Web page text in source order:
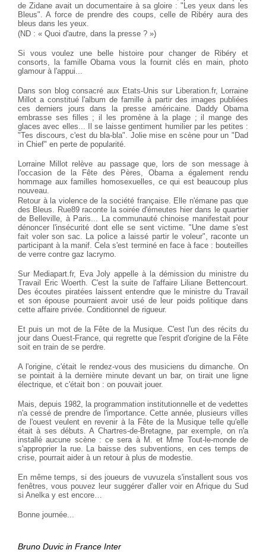
de Zidane avait un documentaire à sa gloire : "Les yeux dans les
Bleus". A force de prendre des coups, celle de Ribéry aura des
bleus dans les yeux.
(ND : « Quoi d'autre, dans la presse ? »)
Si vous voulez une belle histoire pour changer de Ribéry et
consorts, la famille Obama vous la fournit clés en main, photo
glamour à l'appui...
Dans son blog consacré aux Etats-Unis sur Liberation.fr, Lorraine
Millot a constitué l'album de famille à partir des images publiées
ces derniers jours dans la presse américaine. Daddy Obama
embrasse ses filles ; il les promène à la plage ; il mange des
glaces avec elles... Il se laisse gentiment humilier par les petites :
"Tes discours, c'est du bla-bla". Jolie mise en scène pour un "Dad
in Chief" en perte de popularité.
Lorraine Millot relève au passage que, lors de son message à
l'occasion de la Fête des Pères, Obama a également rendu
hommage aux familles homosexuelles, ce qui est beaucoup plus
nouveau.
Retour à la violence de la société française. Elle n'émane pas que
des Bleus. Rue89 raconte la soirée d'émeutes hier dans le quartier
de Belleville, à Paris... La communauté chinoise manifestait pour
dénoncer l'insécurité dont elle se sent victime. "Une dame s'est
fait voler son sac. La police a laissé partir le voleur", raconte un
participant à la manif. Cela s'est terminé en face à face : bouteilles
de verre contre gaz lacrymo.
Sur Mediapart.fr, Eva Joly appelle à la démission du ministre du
Travail Eric Woerth. C'est la suite de l'affaire Liliane Bettencourt.
Des écoutes piratées laissent entendre que le ministre du Travail
et son épouse pourraient avoir usé de leur poids politique dans
cette affaire privée. Conditionnel de rigueur.
Et puis un mot de la Fête de la Musique. C'est l'un des récits du
jour dans Ouest-France, qui regrette que l'esprit d'origine de la Fête
soit en train de se perdre.
A l'origine, c'était le rendez-vous des musiciens du dimanche. On
se pointait à la dernière minute devant un bar, on tirait une ligne
électrique, et c'était bon : on pouvait jouer.
Mais, depuis 1982, la programmation institutionnelle et de vedettes
n'a cessé de prendre de l'importance. Cette année, plusieurs villes
de l'ouest veulent en revenir à la Fête de la Musique telle qu'elle
était à ses débuts. A Chartres-de-Bretagne, par exemple, on n'a
installé aucune scène : ce sera à M. et Mme Tout-le-monde de
s'approprier la rue. La baisse des subventions, en ces temps de
crise, pourrait aider à un retour à plus de modestie.
En même temps, si des joueurs de vuvuzela s'installent sous vos
fenêtres, vous pouvez leur suggérer d'aller voir en Afrique du Sud
si Anelka y est encore…
Bonne journée...
Bruno Duvic in France Inter